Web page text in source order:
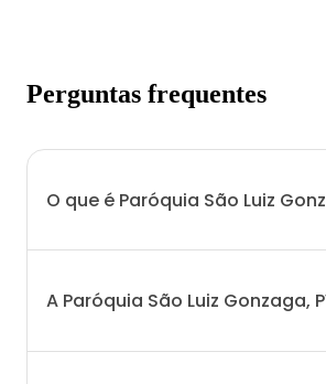
Perguntas frequentes
O que é Paróquia São Luiz
A Paróquia São Luiz Gonzaga,